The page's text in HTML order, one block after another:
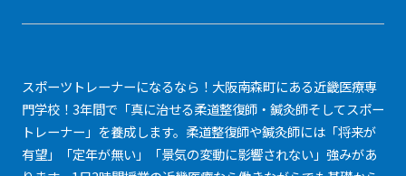
スポーツトレーナーになるなら！大阪南森町にある近畿医療専
門学校！3年間で「真に治せる柔道整復師・鍼灸師そしてスポー
トレーナー」を養成します。柔道整復師や鍼灸師には「将来が
有望」「定年が無い」「景気の変動に影響されない」強みがあ